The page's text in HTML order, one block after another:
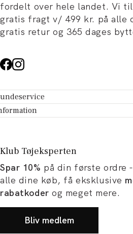
fordelt over hele landet. Vi
gratis fragt v/ 499 kr. på alle
gratis retur og 365 dages
- Hjælpecenter
dit køb
Tøjeksperten
og artikler
og karriere
Klub Tøjeksperten
Spar 10% på din første ordre
alle dine køb, få eksklusive
rabatkoder og meget mere.
Bliv medlem